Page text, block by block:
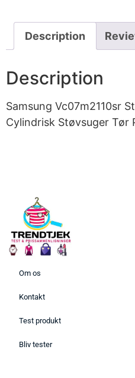
Description
Description
Samsung Vc07m2110sr
Cylindrisk Støvsuger Tør
Om os
Kontakt
Test produkt
Bliv tester
Bedste Saunatæppe 2025 –
Find de bedste produkter her!